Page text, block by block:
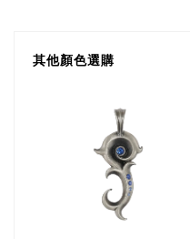
其他顏色選購